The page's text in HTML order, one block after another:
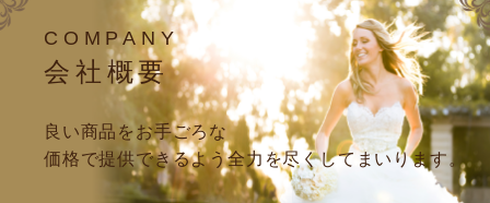
COMPANY
会社概要
良い商品をお手ごろな
価格で提供できるよう全力を尽くしてまいります。